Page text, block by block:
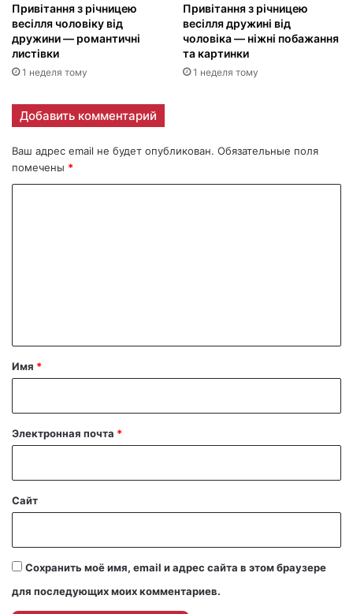
Привітання з річницею
весілля чоловіку від
дружини — романтичні
листівки
1 неделя тому
Привітання з річницею
весілля дружині від
чоловіка — ніжні побажання
та картинки
1 неделя тому
Добавить комментарий
Ваш адрес email не будет опубликован. Обязательные поля
помечены *
а
й
Имя *
Электронная почта *
Сайт
Сохранить моё имя, email и адрес сайта в этом браузере
для последующих моих комментариев.